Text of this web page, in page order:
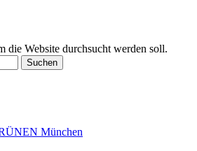
die Website durchsucht werden soll.
Suchen